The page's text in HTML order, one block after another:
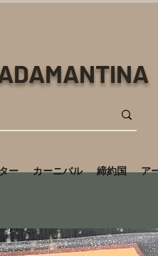
ー カーニバル 締約国 ア